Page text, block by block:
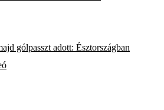
gólpasszt adott: Észtországban